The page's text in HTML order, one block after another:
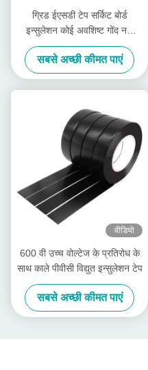
ग्रिड ईएसडी टेप सर्किट बोर्ड
इन्सुलेशन कोई अवशिष्ट गोंद नहीं
ओपीपी टेप
सबसे अच्छी कीमत पाएं
वीडियो
600 वी उच्च वोल्टेज के प्रतिरोध के
साथ काले पीवीसी विद्युत इन्सुलेशन टेप
सबसे अच्छी कीमत पाएं